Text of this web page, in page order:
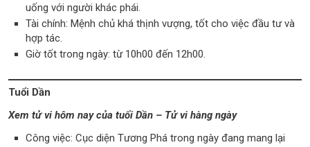
uống với người khác phái.
Tài chính: Mệnh chủ khá thịnh vượng, tốt cho việc đầu tư và
hợp tác.
Giờ tốt trong ngày: từ 10h00 đến 12h00.
Tuổi Dần
Xem tử vi hôm nay của tuổi Dần – Tử vi hàng ngày
Công việc: Cục diện Tương Phá trong ngày đang mang lại